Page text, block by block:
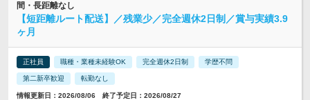
間・長距離なし
【短距離ルート配送】／残業少／完全週休2日制／賞与実績3.9
ヶ月
正社員 職種・業種未経験OK 完全週休2日制 学歴不問
第二新卒歓迎 転勤なし
情報更新日：2026/08/06 終了予定日：2026/08/27